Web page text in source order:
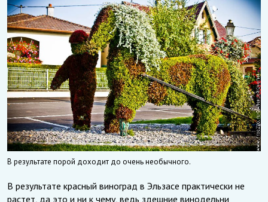
В результате порой доходит до очень необычного.
В результате красный виноград в Эльзасе практически не
растет, да это и ни к чему, ведь здешние винодельни